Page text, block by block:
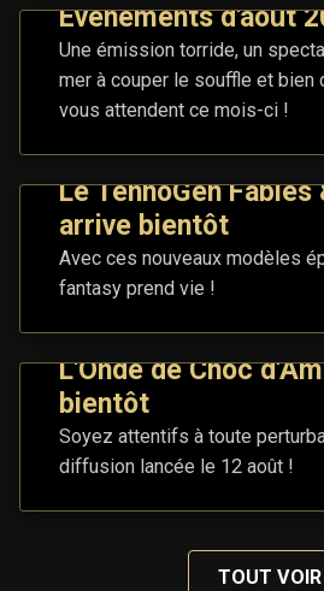
Événements d'août
Une émission torride, un
mer à couper le souffle et bien
vous attendent ce mois-ci !
Le TennoGen
arrive bientôt
Avec ces nouveaux modèles
fantasy prend vie !
L'Onde de Choc
bientôt
Soyez attentifs à toute
diffusion lancée le 12 août !
TOUT VOIR